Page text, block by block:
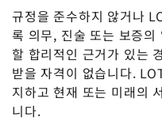
규정을 준수하지 않거나
록 의무, 진술 또는 보증의
할 합리적인 근거가 있는
받을 자격이 없습니다.
지하고 현재 또는 미래의
니다.